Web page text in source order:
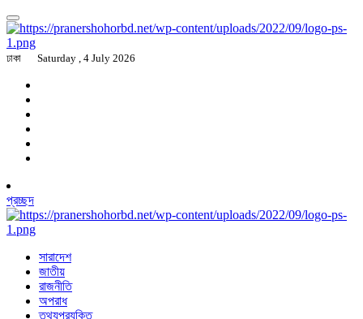
ঢাকা Saturday , 4 July 2026
প্রচ্ছদ
সারাদেশ
জাতীয়
রাজনীতি
অপরাধ
তথ্যপ্রযুক্তি